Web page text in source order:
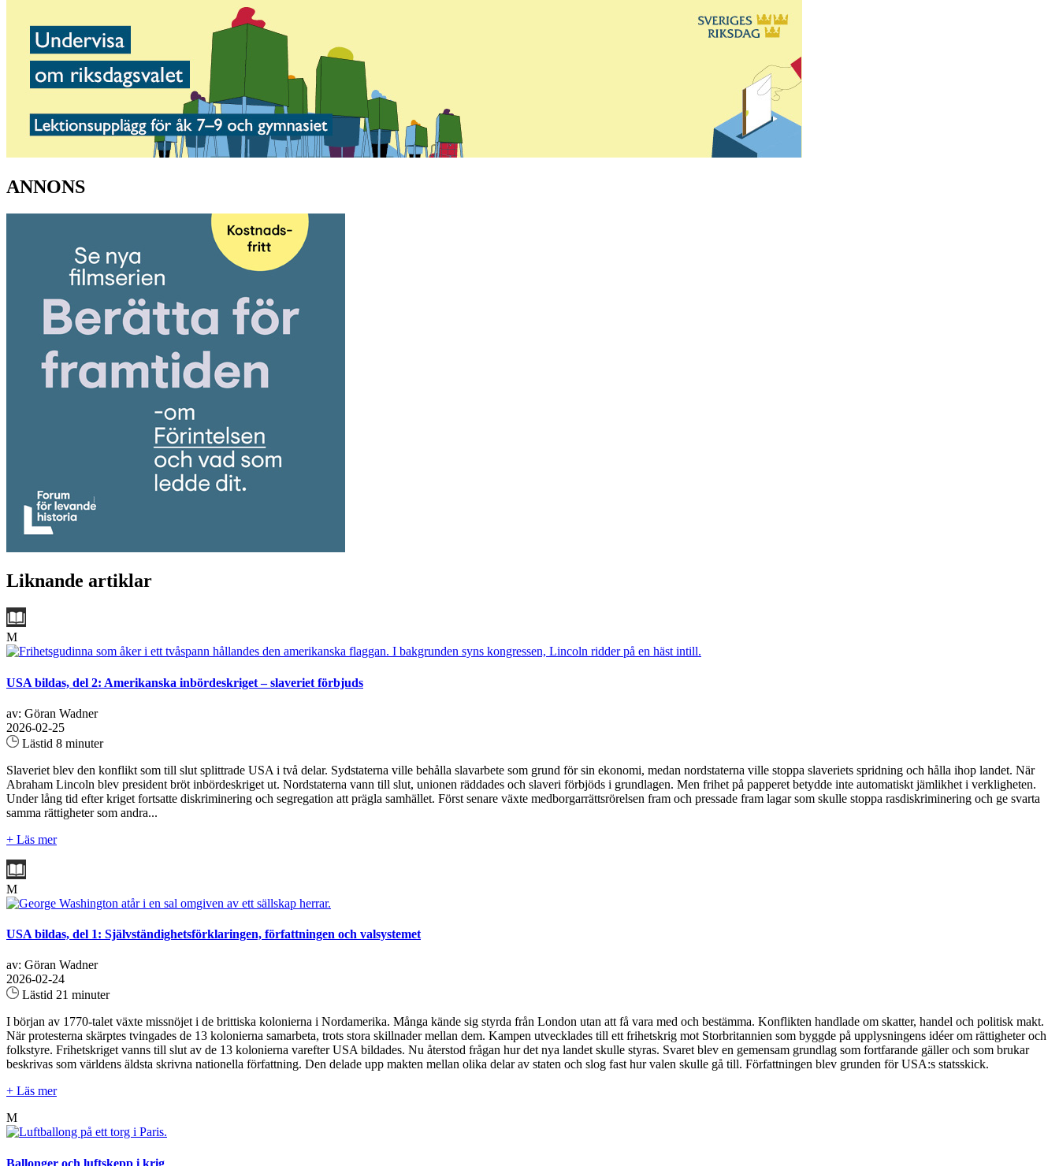
ANNONS
Liknande artiklar
M
USA bildas, del 2: Amerikanska inbördeskriget – slaveriet förbjuds
av: Göran Wadner
2026-02-25
Lästid 8 minuter
Slaveriet blev den konflikt som till slut splittrade USA i två delar. Sydstaterna ville behålla slavarbete som grund för sin ekonomi, medan nordstaterna ville stoppa slaveriets spridning och hålla ihop landet. När
Abraham Lincoln blev president bröt inbördeskriget ut. Nordstaterna vann till slut, unionen räddades och slaveri förbjöds i grundlagen. Men frihet på papperet betydde inte automatiskt jämlikhet i verkligheten.
Under lång tid efter kriget fortsatte diskriminering och segregation att prägla samhället. Först senare växte medborgarrättsrörelsen fram och pressade fram lagar som skulle stoppa rasdiskriminering och ge svarta
samma rättigheter som andra...
+ Läs mer
M
USA bildas, del 1: Självständighetsförklaringen, författningen och valsystemet
av: Göran Wadner
2026-02-24
Lästid 21 minuter
I början av 1770-talet växte missnöjet i de brittiska kolonierna i Nordamerika. Många kände sig styrda från London utan att få vara med och bestämma. Konflikten handlade om skatter, handel och politisk makt.
När protesterna skärptes tvingades de 13 kolonierna samarbeta, trots stora skillnader mellan dem. Kampen utvecklades till ett frihetskrig mot Storbritannien som byggde på upplysningens idéer om rättigheter och
folkstyre. Frihetskriget vanns till slut av de 13 kolonierna varefter USA bildades. Nu återstod frågan hur det nya landet skulle styras. Svaret blev en gemensam grundlag som fortfarande gäller och som brukar
beskrivas som världens äldsta skrivna nationella författning. Den delade upp makten mellan olika delar av staten och slog fast hur valen skulle gå till. Författningen blev grunden för USA:s statsskick.
+ Läs mer
M
Ballonger och luftskepp i krig